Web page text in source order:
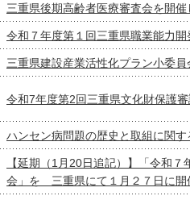
三重県後期高齢者医療審査会を開催
令和７年度第１回三重県職業能力
三重県建設産業活性化プラン小委
令和7年度第2回三重県文化財保護
ハンセン病問題の歴史と取組に関
【延期（1月20日追記）】「令和
会」を 三重県にて１月２７日に開